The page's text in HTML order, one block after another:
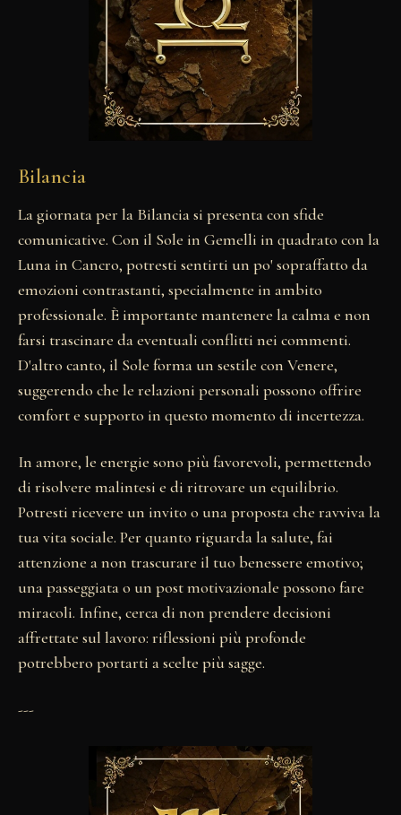
Bilancia
La giornata per la Bilancia si presenta con sfide
comunicative. Con il Sole in Gemelli in quadrato con la
Luna in Cancro, potresti sentirti un po' sopraffatto da
emozioni contrastanti, specialmente in ambito
professionale. È importante mantenere la calma e non
farsi trascinare da eventuali conflitti nei commenti.
D'altro canto, il Sole forma un sestile con Venere,
suggerendo che le relazioni personali possono offrire
comfort e supporto in questo momento di incertezza.
In amore, le energie sono più favorevoli, permettendo
di risolvere malintesi e di ritrovare un equilibrio.
Potresti ricevere un invito o una proposta che ravviva la
tua vita sociale. Per quanto riguarda la salute, fai
attenzione a non trascurare il tuo benessere emotivo;
una passeggiata o un post motivazionale possono fare
miracoli. Infine, cerca di non prendere decisioni
affrettate sul lavoro: riflessioni più profonde
potrebbero portarti a scelte più sagge.
---